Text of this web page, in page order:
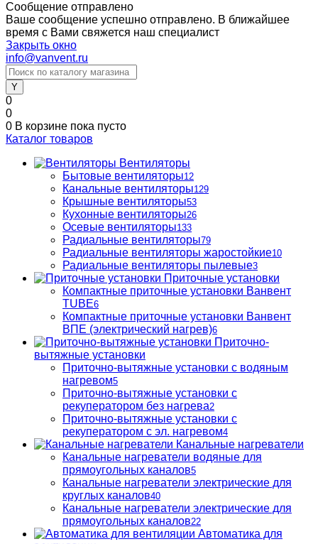
Сообщение отправлено
Ваше сообщение успешно отправлено. В ближайшее
время с Вами свяжется наш специалист
Закрыть окно
info@vanvent.ru
0
0
0 В корзине пока пусто
Каталог товаров
Вентиляторы
Бытовые вентиляторы12
Канальные вентиляторы129
Крышные вентиляторы53
Кухонные вентиляторы26
Осевые вентиляторы133
Радиальные вентиляторы79
Радиальные вентиляторы жаростойкие10
Радиальные вентиляторы пылевые3
Приточные установки
Компактные приточные установки Ванвент
TUBE6
Компактные приточные установки Ванвент
ВПЕ (электрический нагрев)6
Приточно-
вытяжные установки
Приточно-вытяжные установки с водяным
нагревом5
Приточно-вытяжные установки с
рекуператором без нагрева2
Приточно-вытяжные установки с
рекуператором с эл. нагревом4
Канальные нагреватели
Канальные нагреватели водяные для
прямоугольных каналов5
Канальные нагреватели электрические для
круглых каналов40
Канальные нагреватели электрические для
прямоугольных каналов22
Автоматика для